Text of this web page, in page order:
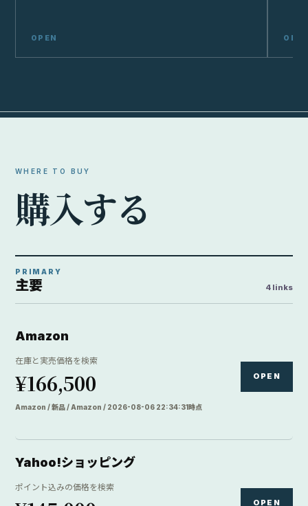
WHERE TO BUY
購入する
PRIMARY
主要 4 links
Amazon
在庫と実売価格を検索
¥166,500
Amazon / 新品 / Amazon / 2026-08-06 22:34:31時点
OPEN
Yahoo!ショッピング
ポイント込みの価格を検索
OPEN